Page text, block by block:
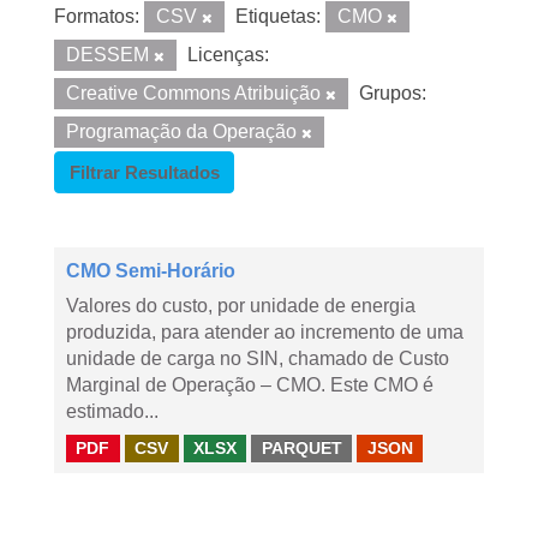
Formatos: CSV Etiquetas:
CMO
DESSEM
Licenças:
Creative Commons Atribuição
Grupos:
Programação da Operação
Filtrar Resultados
CMO Semi-Horário
Valores do custo, por unidade de energia
produzida, para atender ao incremento de uma
unidade de carga no SIN, chamado de Custo
Marginal de Operação – CMO. Este CMO é
estimado...
PDF CSV XLSX PARQUET JSON